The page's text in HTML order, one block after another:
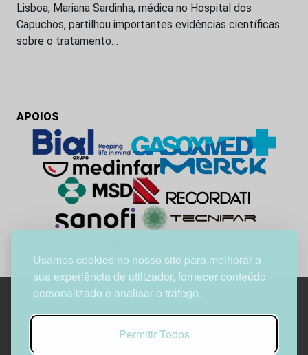
Usamos cookies no nosso site para melhorar a
sua experiência de utilizador, fornecer conteúdo
personalizado e analisar o tráfego.
Permitir Todos
Lisboa, Mariana Sardinha, médica no Hospital dos
Capuchos, partilhou importantes evidências científicas
sobre o tratamento…
APOIOS
Edif. Lisboa Oriente | Av. Infante D. Henrique, n.º 333H, esc.
1800-282 Lisboa | Portugal